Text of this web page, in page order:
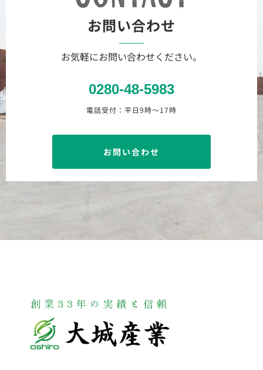
お問い合わせ
お気軽にお問い合わせください。
0280-48-5983
電話受付：平日9時〜17時
お問い合わせ